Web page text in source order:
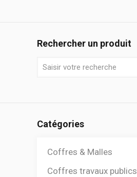
Rechercher un produit
Catégories
Coffres & Malles
Coffres de chantier
Coffres travaux publics